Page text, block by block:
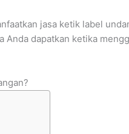
jasa ketik label
dapatkan ketika